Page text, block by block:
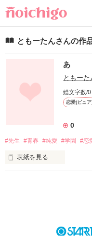
ともーたんさんの作
あ
ともーた
総文字数/0
恋愛(ピュア
0
#先生 #青春 #純愛 #学園 #恋
表紙を見る
なので少しずつの更新に